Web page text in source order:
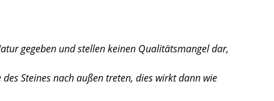
gegeben und stellen keinen Qualitätsmangel dar,
Steines nach außen treten, dies wirkt dann wie